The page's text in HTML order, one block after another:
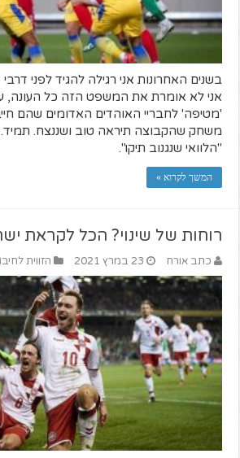
בשנים האחרונות אני רגילה להגיד לפני
אני לא אומרת את המשפט הזה כל העונה,
'מטיפה' לחבריי האוהדים האדומים שהם
משחק שהקבוצה תיראה טוב ושננצח.
"הלוואי שנגנוב תיקו".
המשך לקרוא »
רוחות של שינוי? הכל לקראת
כתב אורח 23 במרץ 2021 הזווית